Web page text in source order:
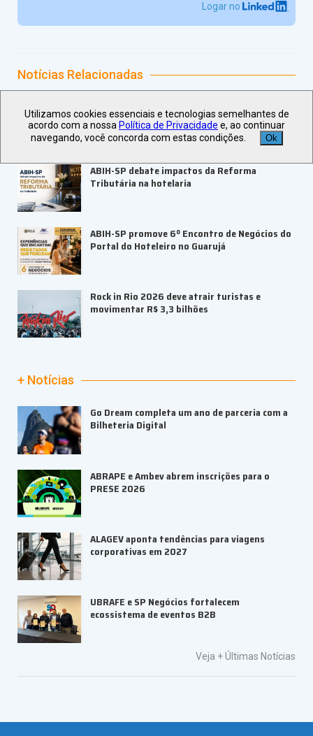
Logar no
Notícias Relacionadas
Setor de eventos desacelera geração de
empregos em 2026 no país
ABIH-SP debate impactos da Reforma
Tributária na hotelaria
ABIH-SP promove 6º Encontro de Negócios do
Portal do Hoteleiro no Guarujá
Rock in Rio 2026 deve atrair turistas e
movimentar R$ 3,3 bilhões
+ Notícias
Go Dream completa um ano de parceria com a
Bilheteria Digital
ABRAPE e Ambev abrem inscrições para o
PRESE 2026
ALAGEV aponta tendências para viagens
corporativas em 2027
UBRAFE e SP Negócios fortalecem
ecossistema de eventos B2B
Veja +Últimas Notícias
Utilizamos cookies essenciais e tecnologias semelhantes de
acordo com a nossa Política de Privacidade e, ao continuar
navegando, você concorda com estas condições.
Ok